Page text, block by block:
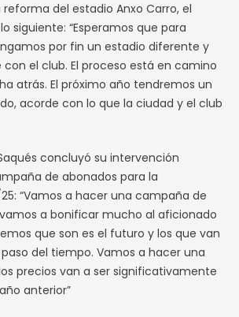
del estadio Anxo Carro, el
siguiente: “Esperamos que para
por fin un estadio diferente y
el club. El proceso está en camino
atrás. El próximo año tendremos un
acorde con lo que la ciudad y el club
concluyó su intervención
de abonados para la
“Vamos a hacer una campaña de
a bonificar mucho al aficionado
que son es el futuro y los que van
del tiempo. Vamos a hacer una
precios van a ser significativamente
anterior”